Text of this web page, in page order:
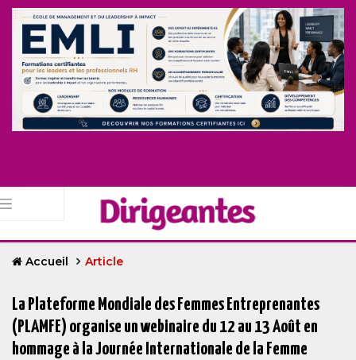
Accueil Article
La Plateforme Mondiale des Femmes Entreprenantes
(PLAMFE) organise un webinaire du 12 au 13 Août en
hommage à la Journée Internationale de la Femme